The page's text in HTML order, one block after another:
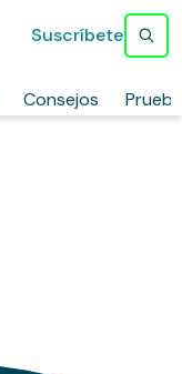
Consejos
Suscríbete